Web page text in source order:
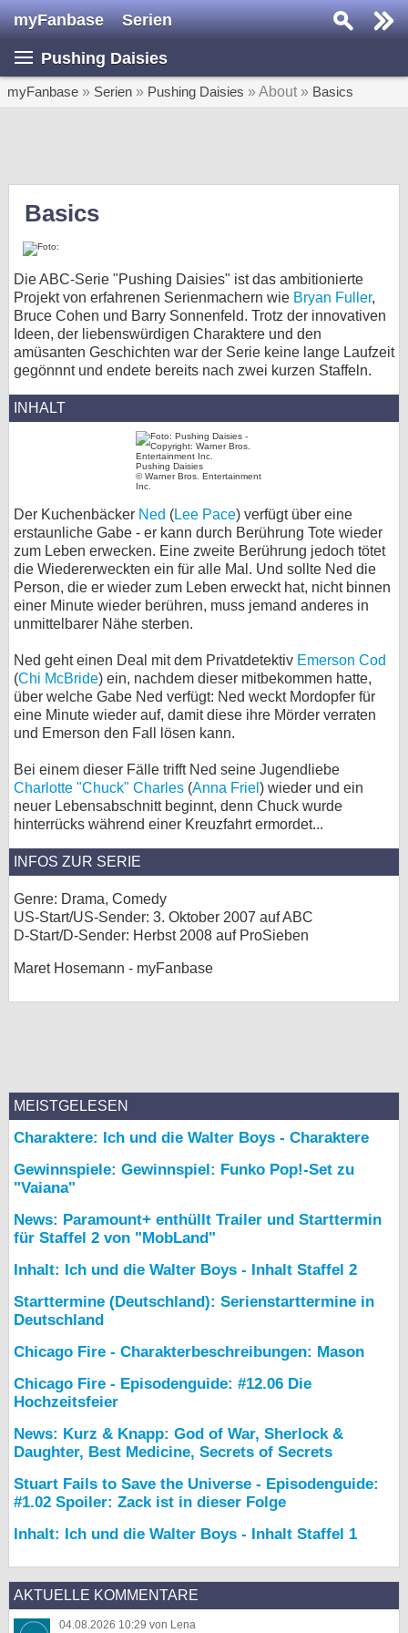
myFanbase Serien
Pushing Daisies
myFanbase » Serien » Pushing Daisies » About » Basics
Basics
Die ABC-Serie "Pushing Daisies" ist das ambitionierte
Projekt von erfahrenen Serienmachern wie Bryan Fuller,
Bruce Cohen und Barry Sonnenfeld. Trotz der innovativen
Ideen, der liebenswürdigen Charaktere und den
amüsanten Geschichten war der Serie keine lange Laufzeit
gegönnnt und endete bereits nach zwei kurzen Staffeln.
INHALT
Pushing Daisies
© Warner Bros. Entertainment
Inc.
Der Kuchenbäcker Ned (Lee Pace) verfügt über eine
erstaunliche Gabe - er kann durch Berührung Tote wieder
zum Leben erwecken. Eine zweite Berührung jedoch tötet
die Wiedererweckten ein für alle Mal. Und sollte Ned die
Person, die er wieder zum Leben erweckt hat, nicht binnen
einer Minute wieder berühren, muss jemand anderes in
unmittelbarer Nähe sterben.
Ned geht einen Deal mit dem Privatdetektiv Emerson Cod
(Chi McBride) ein, nachdem dieser mitbekommen hatte,
über welche Gabe Ned verfügt: Ned weckt Mordopfer für
eine Minute wieder auf, damit diese ihre Mörder verraten
und Emerson den Fall lösen kann.
Bei einem dieser Fälle trifft Ned seine Jugendliebe
Charlotte "Chuck" Charles (Anna Friel ) wieder und ein
neuer Lebensabschnitt beginnt, denn Chuck wurde
hinterrücks während einer Kreuzfahrt ermordet...
INFOS ZUR SERIE
Genre: Drama, Comedy
US-Start/US-Sender: 3. Oktober 2007 auf ABC
D-Start/D-Sender: Herbst 2008 auf ProSieben
Maret Hosemann - myFanbase
MEISTGELESEN
Charaktere: Ich und die Walter Boys - Charaktere
Gewinnspiele: Gewinnspiel: Funko Pop!-Set zu
"Vaiana"
News: Paramount+ enthüllt Trailer und Starttermin
für Staffel 2 von "MobLand"
Inhalt: Ich und die Walter Boys - Inhalt Staffel 2
Starttermine (Deutschland): Serienstarttermine in
Deutschland
Chicago Fire - Charakterbeschreibungen: Mason
Chicago Fire - Episodenguide: #12.06 Die
Hochzeitsfeier
News: Kurz & Knapp: God of War, Sherlock &
Daughter, Best Medicine, Secrets of Secrets
Stuart Fails to Save the Universe - Episodenguide:
#1.02 Spoiler: Zack ist in dieser Folge
Inhalt: Ich und die Walter Boys - Inhalt Staffel 1
AKTUELLE KOMMENTARE
04.08.2026 10:29 von Lena
Serie suchen...
SERIEN
Specials
SERVICE
Gewinnspiele
Forum
bei X
bei Facebook
Kontakt
Nutzungsbedingungen
Datenschutz
Impressum
Desktop-Ansicht
myFanbase